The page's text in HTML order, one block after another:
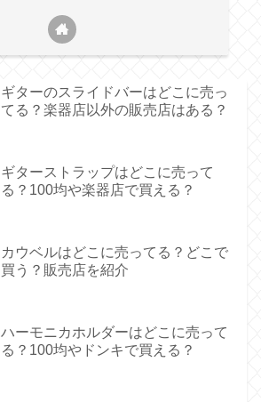
ギターのスライドバーはどこに売っ
てる？楽器店以外の販売店はある？
ギターストラップはどこに売って
る？100均や楽器店で買える？
カウベルはどこに売ってる？どこで
買う？販売店を紹介
ハーモニカホルダーはどこに売って
る？100均やドンキで買える？